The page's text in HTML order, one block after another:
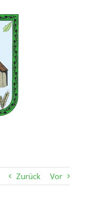
Zurück Vor